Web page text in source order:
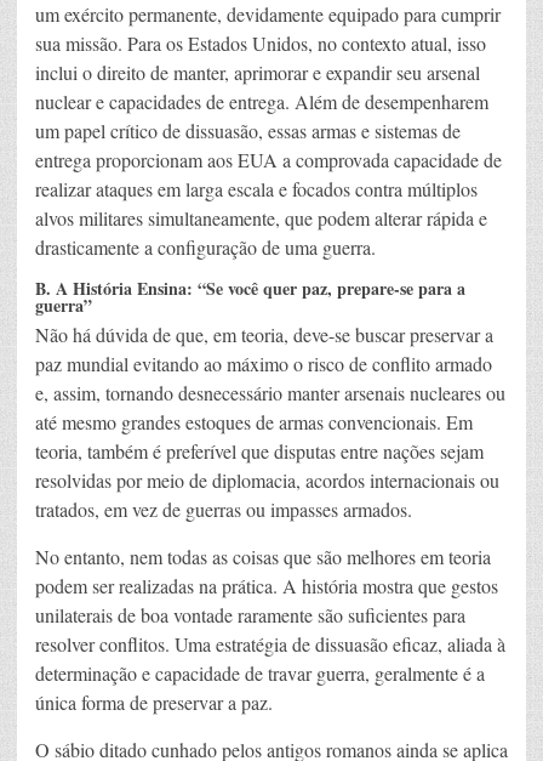
um exército permanente, devidamente equipado para cumprir
sua missão. Para os Estados Unidos, no contexto atual, isso
inclui o direito de manter, aprimorar e expandir seu arsenal
nuclear e capacidades de entrega. Além de desempenharem
um papel crítico de dissuasão, essas armas e sistemas de
entrega proporcionam aos EUA a comprovada capacidade de
realizar ataques em larga escala e focados contra múltiplos
alvos militares simultaneamente, que podem alterar rápida e
drasticamente a configuração de uma guerra.
B. A História Ensina: “Se você quer paz, prepare-se para a
guerra”
Não há dúvida de que, em teoria, deve-se buscar preservar a
paz mundial evitando ao máximo o risco de conflito armado
e, assim, tornando desnecessário manter arsenais nucleares ou
até mesmo grandes estoques de armas convencionais. Em
teoria, também é preferível que disputas entre nações sejam
resolvidas por meio de diplomacia, acordos internacionais ou
tratados, em vez de guerras ou impasses armados.
No entanto, nem todas as coisas que são melhores em teoria
podem ser realizadas na prática. A história mostra que gestos
unilaterais de boa vontade raramente são suficientes para
resolver conflitos. Uma estratégia de dissuasão eficaz, aliada à
determinação e capacidade de travar guerra, geralmente é a
única forma de preservar a paz.
O sábio ditado cunhado pelos antigos romanos ainda se aplica